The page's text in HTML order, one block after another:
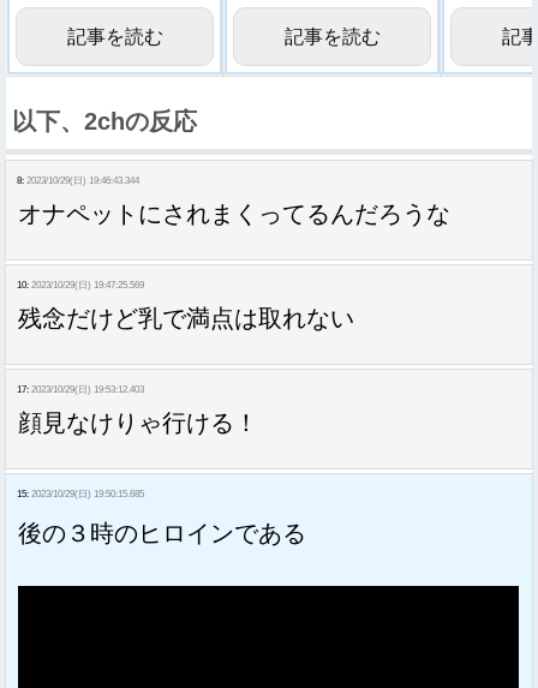
記事を読む
なさい』
記事を読む
ｗｗｗ
記
以下、2chの反応
8: 2023/10/29(日) 19:46:43.344
オナペットにされまくってるんだろうな
10: 2023/10/29(日) 19:47:25.569
残念だけど乳で満点は取れない
17: 2023/10/29(日) 19:53:12.403
顔見なけりゃ行ける！
15: 2023/10/29(日) 19:50:15.685
後の３時のヒロインである